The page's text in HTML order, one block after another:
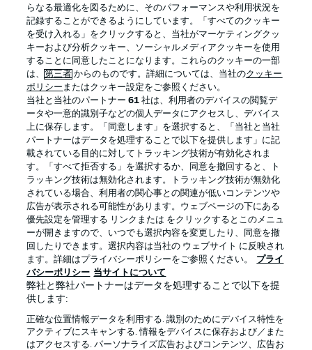
言語をお選びください
日本語 Display Mode
ログイン
Football as it's meant to be
BUNDESLIGA APP
Official Partners
らなる最適化を図るために、そのパフォーマンスや利用状況を
記録することができるようにしています。「すべてのクッキー
を受け入れる」をクリックすると、当社がマーケティングクッ
キーおよび分析クッキー、ソーシャルメディアクッキーを使用
することに同意したことになります。これらのクッキーの一部
は、第三者 からのものです。詳細については、当社のクッキー
ポリシー またはクッキー設定をご参照ください。
当社と当社のパートナー61 社は、利用者のデバイスの閲覧デ
ータや一意的識別子などの個人データにアクセスし、デバイス
上に保存します。「同意します」を選択すると、「当社と当社
パートナーはデータを処理することで以下を提供します」に記
載されている目的に対してトラッキング技術が有効化されま
す。「すべて拒否する」を選択するか、同意を撤回すると、ト
ラッキング技術は無効化されます。トラッキング技術が無効化
されている場合、利用者の関心事との関連が低いコンテンツや
広告が表示される可能性があります。ウェブページの下にある
優先設定を管理する リンクまたは をクリックするとこのメニュ
ーが開きますので、いつでも選択内容を変更したり、同意を撤
回したりできます。選択内容は当社の ウェブサイト に反映され
ます。詳細はプライバシーポリシーをご参照ください。
プライ
バシーポリシー 当サイトについて
弊社と弊社パートナーはデータを処理することで以下を提
供します:
正確な位置情報データを利用する. 識別のためにデバイス特性を
アクティブにスキャンする. 情報をデバイスに保存および／また
はアクセスする. パーソナライズ広告およびコンテンツ、広告お